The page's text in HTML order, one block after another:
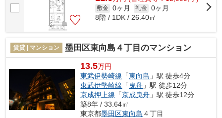
敷金 0ヶ月 礼金 0ヶ月
8階 / 1DK / 26.40㎡
賃貸 | マンション 墨田区東向島４丁目のマンション
13.5万円
東武伊勢崎線 「東向島 」駅 徒歩4分
東武伊勢崎線 「 曳舟 」駅 徒歩12分
京成押上線 「京成曳舟 」駅 徒歩12分
築8年 / 33.64㎡
東京都墨田区東向島 ４丁目